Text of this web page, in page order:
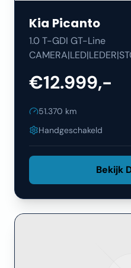
Kia Picanto
1.0 T-GDI GT-Line
€12.999,-
51.370 km
Handgeschakeld
Bekijk